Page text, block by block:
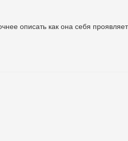
описать как она себя